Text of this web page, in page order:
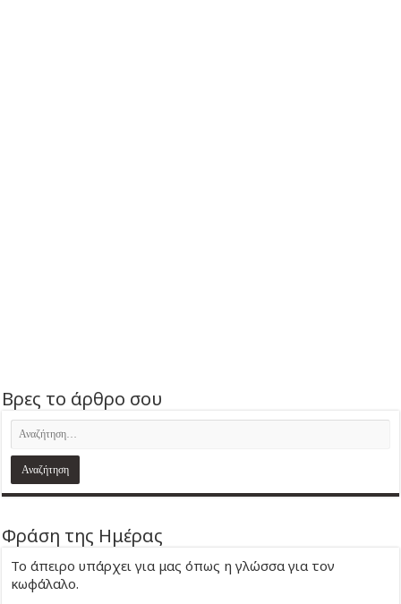
Βρες το άρθρο σου
Φράση της Ημέρας
Το άπειρο υπάρχει για μας όπως η γλώσσα για τον
κωφάλαλο.